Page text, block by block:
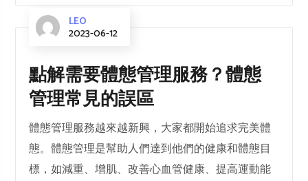
LEO
2023-06-12
點解需要體態管理服務？體態
管理常見的誤區
體態管理服務越來越新興，大家都開始追求完美體
態。體態管理是幫助人們達到他們的健康和體態目
標，如減重、增肌、改善心血管健康、提高運動能